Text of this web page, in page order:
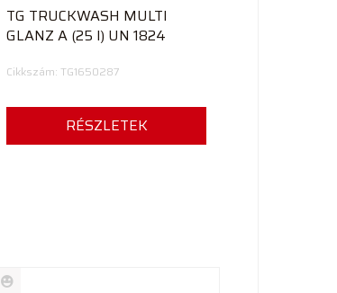
TG TRUCKWASH MULTI
GLANZ A (25 l) UN 1824
Cikkszám: TG1650287
RÉSZLETEK